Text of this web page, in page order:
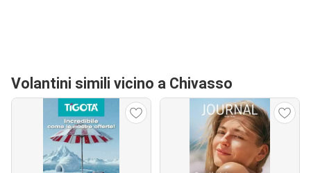
Volantini simili vicino a Chivasso